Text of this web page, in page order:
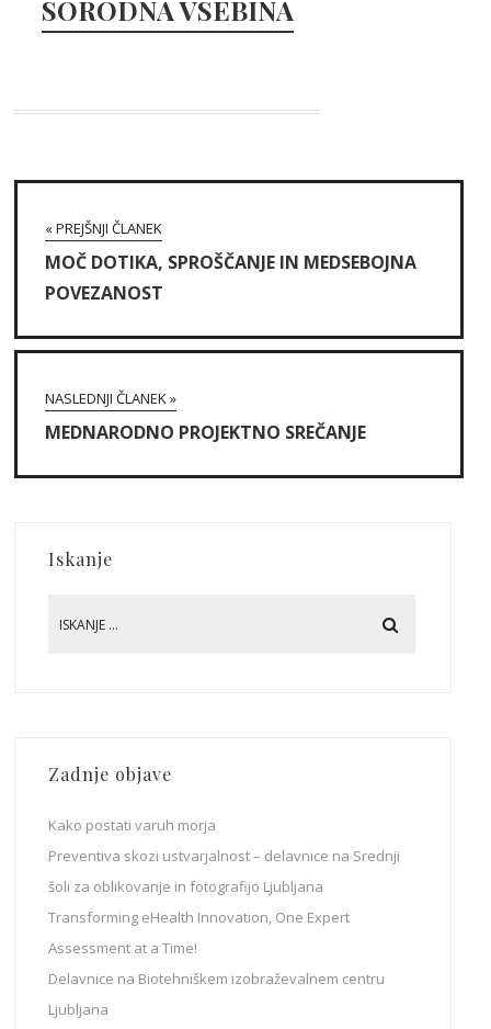
SORODNA VSEBINA
« PREJŠNJI ČLANEK
MOČ DOTIKA, SPROŠČANJE IN MEDSEBOJNA
POVEZANOST
NASLEDNJI ČLANEK »
MEDNARODNO PROJEKTNO SREČANJE
Iskanje
Zadnje objave
Kako postati varuh morja
Preventiva skozi ustvarjalnost – delavnice na Srednji
šoli za oblikovanje in fotografijo Ljubljana
Transforming eHealth Innovation, One Expert
Assessment at a Time!
Delavnice na Biotehniškem izobraževalnem centru
Ljubljana